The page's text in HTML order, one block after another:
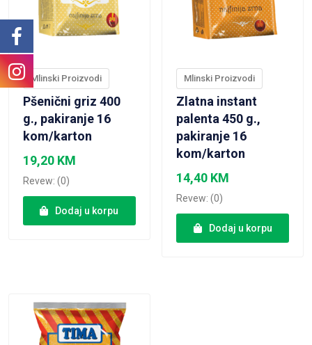
Mlinski Proizvodi
Pšenični griz 400
g., pakiranje 16
kom/karton
19,20 KM
Revew: (0)
Dodaj u korpu
Mlinski Proizvodi
Zlatna instant
palenta 450 g.,
pakiranje 16
kom/karton
14,40 KM
Revew: (0)
Dodaj u korpu